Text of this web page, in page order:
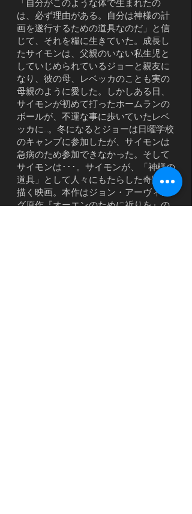
「自分がこのような体で生まれたの
は、必ず理由がある。自分は神様の計
画を遂行するための道具なのだ」と信
じて、それを糧に生きていた。成長し
たサイモンは、父親のいない私生児と
していじめられているジョーと親友に
なり、彼の母、レベッカのことも実の
母親のように愛した。しかしある日、
サイモンが初めて打ったホームランの
ボールが、不運な事に歩いていたレベ
ッカに…。冬になるとジョーは日曜学校
のキャンプに参加したが、サイモンは
急病のため参加できなかった。そして
サイモンは･･･。サイモンが、「神様の
道具」として人々にもたらした奇跡を
描く映画。本作はジョン・アーヴィン
グ原作『オーエンのために祈りを』の